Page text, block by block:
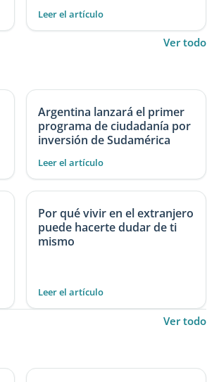
Leer el artículo
Ver todo
Argentina lanzará el primer
programa de ciudadanía por
inversión de Sudamérica
Leer el artículo
Por qué vivir en el extranjero
puede hacerte dudar de ti
mismo
Leer el artículo
Ver todo